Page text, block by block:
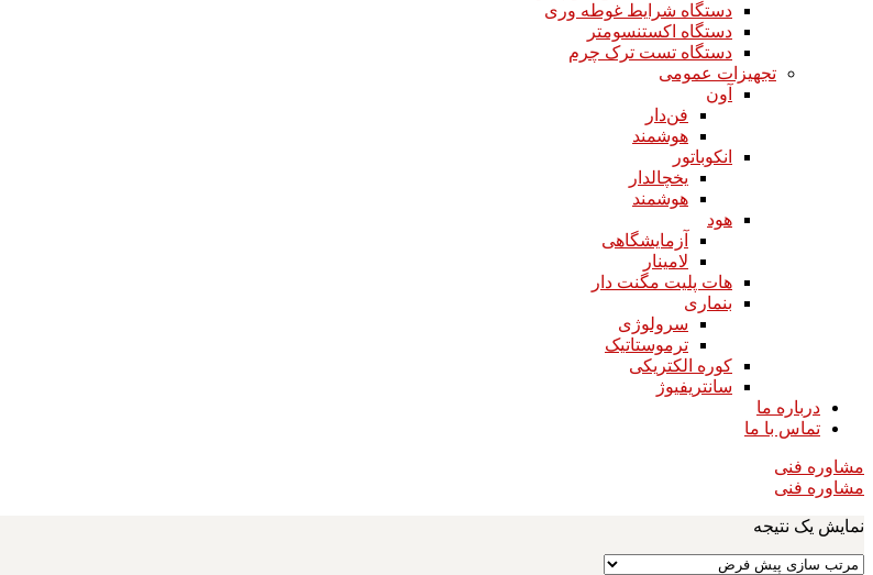
دستگاه شرایط غوطه وری
دستگاه اکستنسومتر
دستگاه تست ترک چرم
تجهیزات عمومی
آون
فن‌دار
هوشمند
انکوباتور
یخچالدار
هوشمند
هود
آزمایشگاهی
لامینار​​​​​​​
هات پلیت مگنت دار​​​​​​​
بنماری
سرولوژی
ترموستاتیک
کوره الکتریکی
سانتریفیوژ
درباره ما
تماس با ما
مشاوره فنی
مشاوره فنی
نمایش یک نتیجه